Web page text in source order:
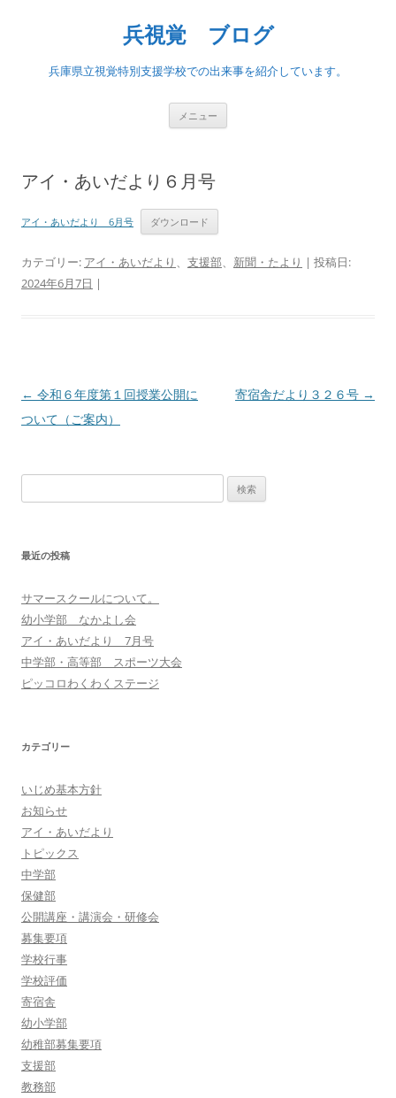
兵視覚 ブログ
兵庫県立視覚特別支援学校での出来事を紹介しています。
メニュー
アイ・あいだより６月号
アイ・あいだより 6月号 ダウンロード
カテゴリー: アイ・あいだより 、 支援部、 新聞・たより | 投稿日:
2024年6月7日 |
投
稿
ン
← 令和６年度第１回授業公開に
ついて（ご案内）
寄宿舎だより３２６号 →
索:
最近の投稿
サマースクールについて。
幼小学部 なかよし会
アイ・あいだより 7月号
中学部・高等部 スポーツ大会
ピッコロわくわくステージ
カテゴリー
いじめ基本方針
お知らせ
アイ・あいだより
トピックス
中学部
保健部
公開講座・講演会・研修会
募集要項
学校行事
学校評価
寄宿舎
幼小学部
幼稚部募集要項
支援部
教務部